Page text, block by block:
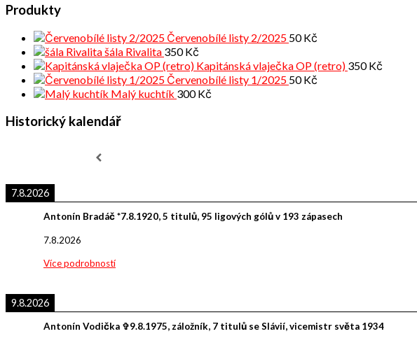
Produkty
Červenobílé listy 2/2025 50Kč
šála Rivalita 350Kč
Kapitánská vlaječka OP (retro) 350Kč
Červenobílé listy 1/2025 50Kč
Malý kuchtík 300Kč
Historický kalendář
7.8.2026
Antonín Bradáč *7.8.1920, 5 titulů, 95 ligových gólů v 193 zápasech
7.8.2026
Více podrobností
9.8.2026
Antonín Vodička ✞9.8.1975, záložník, 7 titulů se Slávií, vicemistr světa 1934